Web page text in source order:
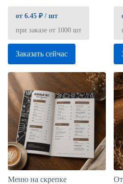
от 6.45 ₽ / шт
при заказе от 1000 шт
Заказать сейчас
Меню на скрепке